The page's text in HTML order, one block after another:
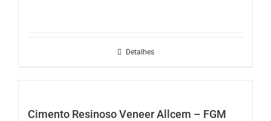
Detalhes
Cimento Resinoso Veneer Allcem – FGM